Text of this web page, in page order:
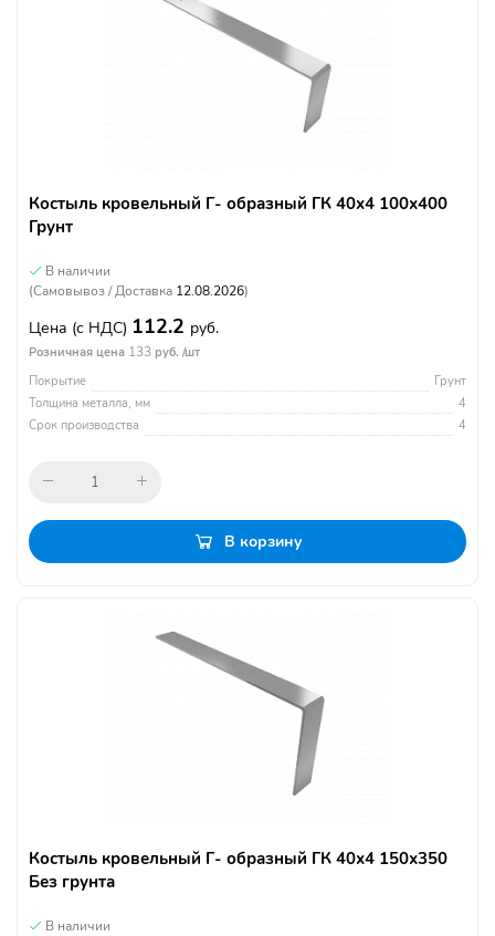
Костыль кровельный Г- образный ГК 40х4 100х400
Грунт
В наличии
(Самовывоз / Доставка 12.08.2026)
Цена (с НДС) 112.2 руб.
Розничная цена 133 руб. /шт
Покрытие
Грунт
Толщина металла, мм
4
Срок производства
4
В корзину
Костыль кровельный Г- образный ГК 40х4 150х350
Без грунта
В наличии